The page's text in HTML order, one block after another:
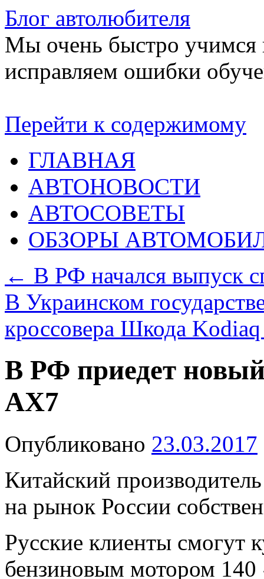
Блог автолюбителя
Мы очень быстро учимся
исправляем ошибки
Перейти к содержимому
ГЛАВНАЯ
АВТОНОВОСТИ
АВТОСОВЕТЫ
ОБЗОРЫ
← В РФ начался выпуск
В Украинском
кроссовера Шкода
В РФ приедет
AX7
Опубликовано 23.03.2017
Китайский
на рынок России
Русские клиенты смогут
бензиновым мотором